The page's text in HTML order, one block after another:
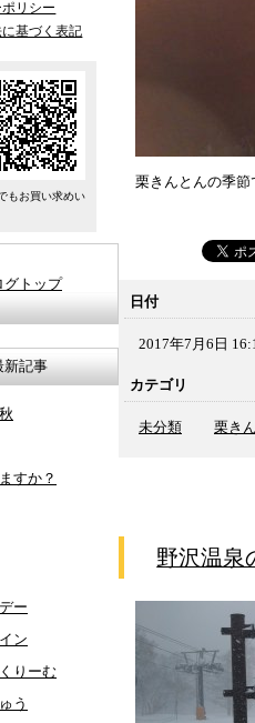
リシー
基づく表記
もお買い求めい
栗きんとんの季
日付
2017年7月6日
カテゴリ
未分類 栗き
野沢温泉
グトップ
新記事
すか？
ー
ン
りーむ
う